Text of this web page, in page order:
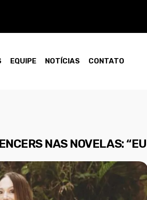
EQUIPE NOTÍCIAS CONTATO
NAS NOVELAS: “EU